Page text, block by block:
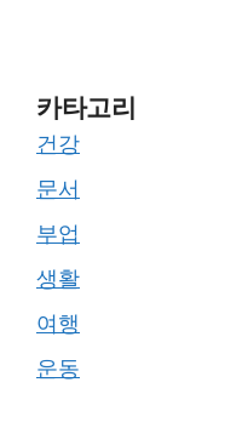
카타고리
건강
문서
부업
생활
여행
운동